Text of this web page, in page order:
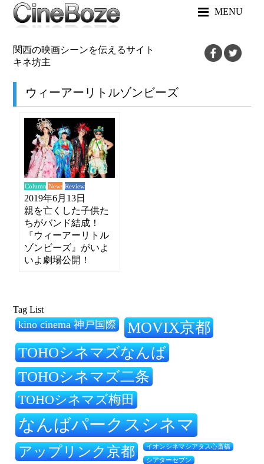
MENU
関西の映画シーンを伝えるサイト
キネ坊主
ウィーアーリトルゾンビーズ
Column News Review
2019年6月13日
親を亡くした子供た
ちがバンド結成！
『ウィーアーリトル
ゾンビーズ』がいよ
いよ劇場公開！
Tag List
kino cinema 神戸国際 MOVIX京都
TOHOシネマズなんば
TOHOシネマズ二条
TOHOシネマズ梅田
なんばパークスシネマ
アップリンク京都 イオンシネマシアタス心斎橋
シアターセブン